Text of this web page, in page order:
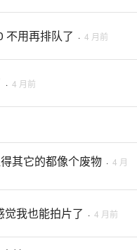
不用再排队了 · 4 月前
· 4 月前
其它的都像个废物 · 4 月
我也能拍片了 · 4 月前